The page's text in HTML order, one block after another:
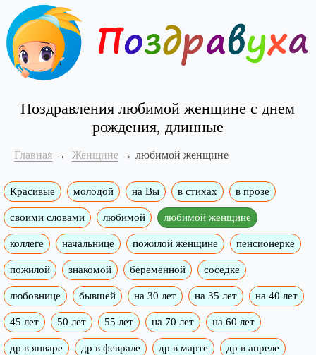
Поздравления любимой женщине с днем
рождения, длинные
Главная Женщине любимой женщине
Красивые молодой на Вы в стихах в прозе
своими словами любимой любимой женщине
коллеге начальнице пожилой женщине пенсионерке
пожилой знакомой беременной соседке
любовнице бывшей на 30 лет на 35 лет на 40 лет
45 лет 50 лет 55 лет на 70 лет на 60 лет
др в январе др в феврале др в марте др в апреле